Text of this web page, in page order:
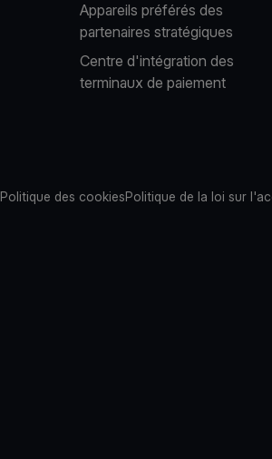
Appareils préférés des
partenaires stratégiques
Centre d'intégration des
terminaux de paiement
Politique des cookiesPolitique de la loi sur